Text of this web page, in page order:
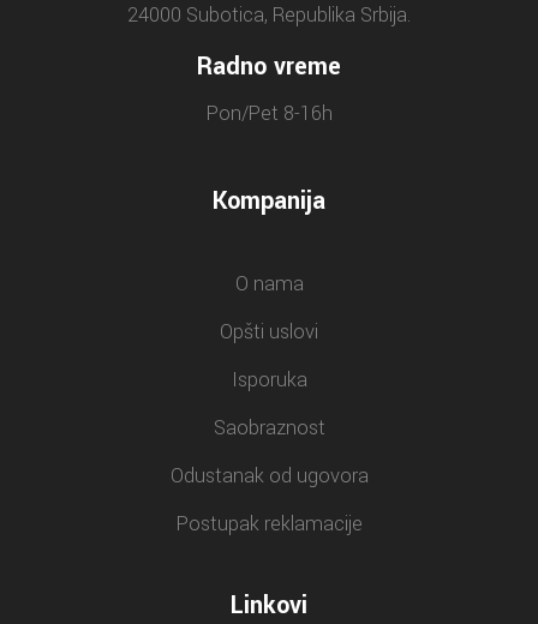
24000 Subotica, Republika Srbija.
Radno vreme
Pon/Pet 8-16h
Kompanija
O nama
Opšti uslovi
Isporuka
Saobraznost
Odustanak od ugovora
Postupak reklamacije
Linkovi